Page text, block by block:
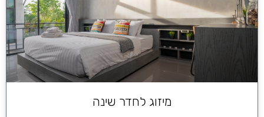
מיזוג לחדר שינה